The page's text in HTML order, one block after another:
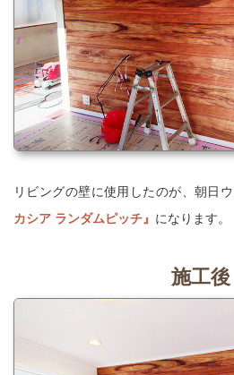
リビングの壁に使用したのが、 朝日
カシア ランダムピッチ』 になります。
施工後